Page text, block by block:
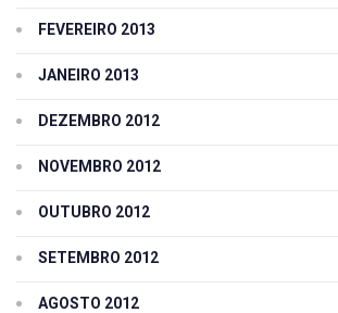
FEVEREIRO 2013
JANEIRO 2013
DEZEMBRO 2012
NOVEMBRO 2012
OUTUBRO 2012
SETEMBRO 2012
AGOSTO 2012